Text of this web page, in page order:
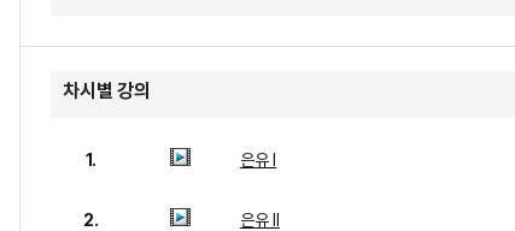
차시별 강의
1. 은유 I
2. 은유 II